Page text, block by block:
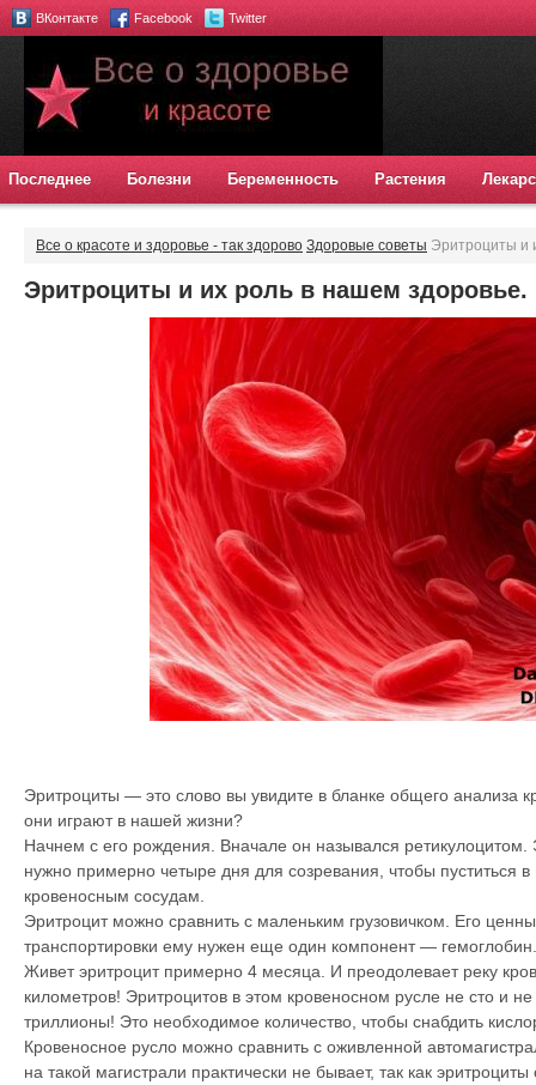
ВКонтакте Facebook Twitter
Последнее Болезни Беременность Растения
Все о красоте и здоровье - так здорово Здоровые советы Эритроциты и
Эритроциты и их роль в нашем здоровье.
Эритроциты — это слово вы увидите в бланке общего анализа
они играют в нашей жизни?
Начнем с его рождения. Вначале он назывался ретикулоцитом.
нужно примерно четыре дня для созревания, чтобы пуститься
кровеносным сосудам.
Эритроцит можно сравнить с маленьким грузовичком. Его
транспортировки ему нужен еще один компонент — гемоглобин.
Живет эритроцит примерно 4 месяца. И преодолевает реку
километров! Эритроцитов в этом кровеносном русле не сто и
триллионы! Это необходимое количество, чтобы снабдить
Кровеносное русло можно сравнить с оживленной
на такой магистрали практически не бывает, так как